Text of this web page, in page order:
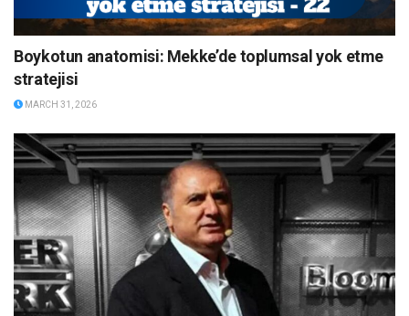
Boykotun anatomisi: Mekke’de toplumsal yok etme
stratejisi
MARCH 31, 2026